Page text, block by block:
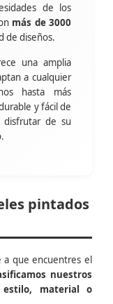
de los
más de 3000
de diseños.
una amplia
a cualquier
hasta más
y fácil de
disfrutar de su
pintados
a que encuentres el
nuestros
estilo, material o